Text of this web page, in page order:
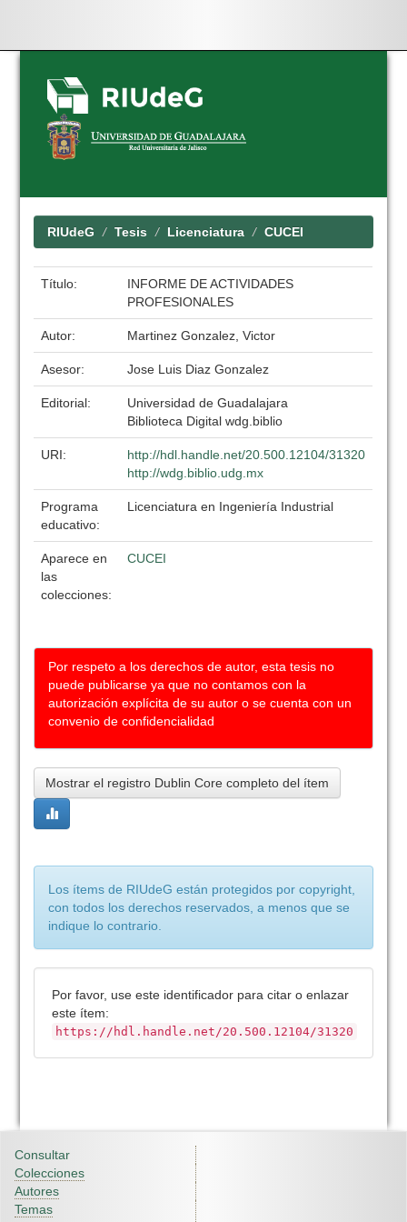
Skip
navigation
RIUdeG Tesis Licenciatura CUCEI
Título:
INFORME DE ACTIVIDADES
PROFESIONALES
Autor: Martinez Gonzalez, Victor
Asesor: Jose Luis Diaz Gonzalez
Editorial:
Universidad de Guadalajara
Biblioteca Digital wdg.biblio
URI:
http://hdl.handle.net/20.500.12104/31320
http://wdg.biblio.udg.mx
Programa
educativo:
Licenciatura en Ingeniería Industrial
Aparece en
las
colecciones:
CUCEI
Por respeto a los derechos de autor, esta tesis no
puede publicarse ya que no contamos con la
autorización explícita de su autor o se cuenta con un
convenio de confidencialidad
Mostrar el registro Dublin Core completo del ítem
Los ítems de RIUdeG están protegidos por copyright,
con todos los derechos reservados, a menos que se
indique lo contrario.
Por favor, use este identificador para citar o enlazar
este ítem:
https://hdl.handle.net/20.500.12104/31320
Consultar
Colecciones
Autores
Temas